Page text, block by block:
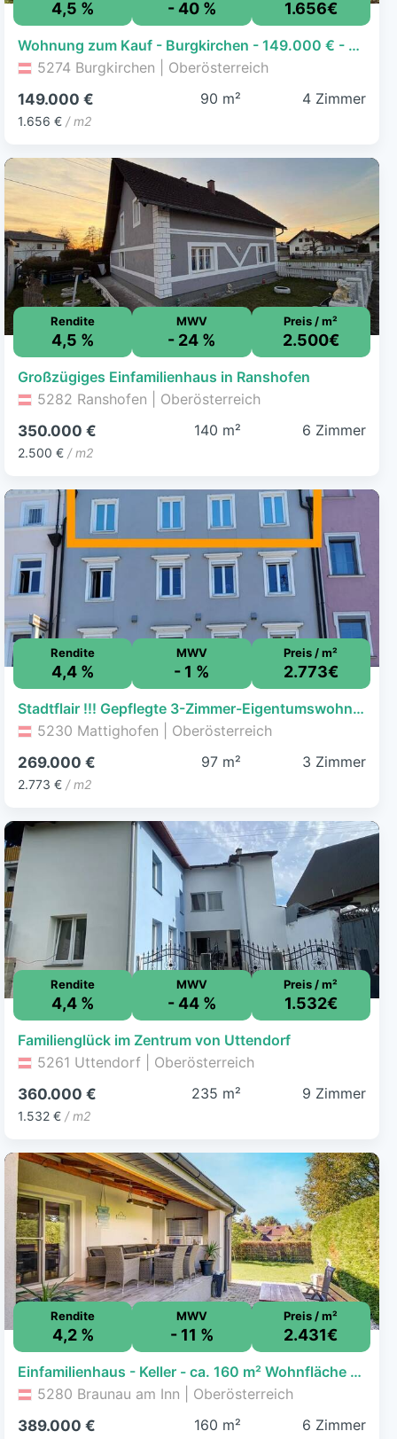
4,5 % - 40 % 1.656€
Wohnung zum Kauf - Burgkirchen - 149.000 € - 4 Zimmer, 90 m²
5274 Burgkirchen | Oberösterreich
149.000 €
1.656 € / m2
90 m² 4 Zimmer
Rendite
4,5 %
MWV
- 24 %
Preis / m²
2.500€
Großzügiges Einfamilienhaus in Ranshofen
5282 Ranshofen | Oberösterreich
350.000 €
2.500 € / m2
140 m² 6 Zimmer
Rendite
4,4 %
MWV
- 1 %
Preis / m²
2.773€
Stadtflair !!! Gepflegte 3-Zimmer-Eigentumswohnung mit Lift - anschauen lohnt sich!
5230 Mattighofen | Oberösterreich
269.000 €
2.773 € / m2
97 m² 3 Zimmer
Rendite
4,4 %
MWV
- 44 %
Preis / m²
1.532€
Familienglück im Zentrum von Uttendorf
5261 Uttendorf | Oberösterreich
360.000 €
1.532 € / m2
235 m² 9 Zimmer
Rendite
4,2 %
MWV
- 11 %
Preis / m²
2.431€
Einfamilienhaus - Keller - ca. 160 m² Wohnfläche - 5 Schlafzimmer - Garten und Gartenhaus!
5280 Braunau am Inn | Oberösterreich
389.000 €
160 m² 6 Zimmer